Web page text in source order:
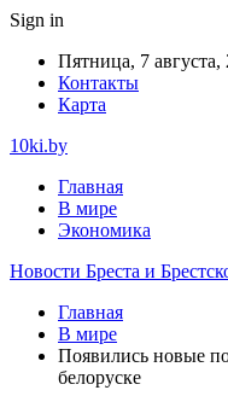
Sign in
Пятница, 7 августа,
Контакты
Карта
10ki.by
Главная
В мире
Экономика
Новости Бреста и
Главная
В мире
Появились новые
белоруске